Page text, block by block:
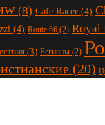
(8) Cafe Racer (4)
(4) Route 66 (2) Royal
(3) Регионы (2)
(20)